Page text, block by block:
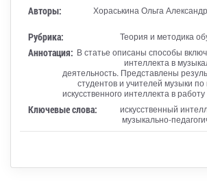
Авторы:
Хораськина Ольга
Рубрика: Теория и методика
Аннотация: В статье описаны способы
интеллекта в
деятельность. Представлены
студентов и учителей музыки
искусственного интеллекта в
Ключевые слова:
искусственный
музыкально-